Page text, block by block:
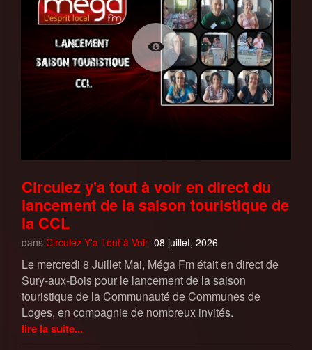
Circulez y'a tout à voir en direct du
lancement de la saison touristique de
la CCL
dans Circulez Y'a Tout à Voir 08 juillet, 2026
Le mercredi 8 Juillet Mai, Méga Fm était en direct de
Sury-aux-Bois pour le lancement de la saison
touristique de la Communauté de Communes de
Loges, en compagnie de nombreux invités.
lire la suite...